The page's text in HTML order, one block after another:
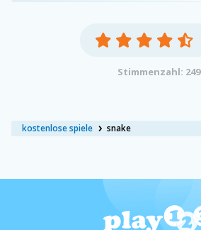
kostenlose spiele snake
Stimmenzahl: 249